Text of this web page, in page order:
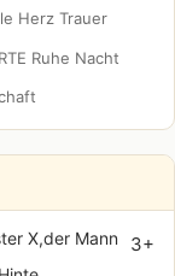
Herz Trauer
Ruhe Nacht
3+
X,der Mann